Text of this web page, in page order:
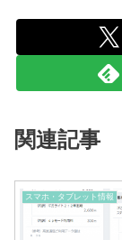
関連記事
スマホ・タブレット情報